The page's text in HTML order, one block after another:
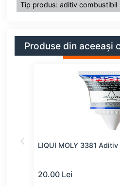
Tip produs: aditiv combustibil
Produse din aceeași
LIQUI MOLY 3381
20.00 Lei